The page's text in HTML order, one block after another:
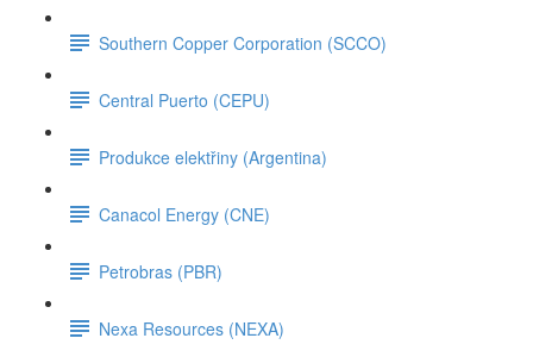
Southern Copper Corporation (SCCO)
Central Puerto (CEPU)
Produkce elektřiny (Argentina)
Canacol Energy (CNE)
Petrobras (PBR)
Nexa Resources (NEXA)